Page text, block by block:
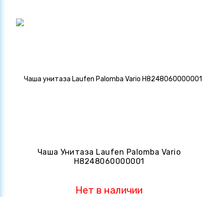
Чаша Унитаза Laufen Palomba Vario
H8248060000001
Нет в наличии